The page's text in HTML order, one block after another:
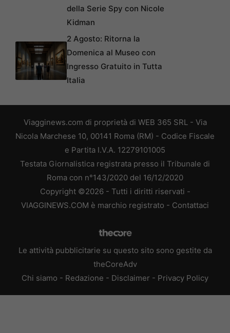
della Serie Spy con Nicole
Kidman
2 Agosto: Ritorna la
Domenica al Museo con
Ingresso Gratuito in Tutta
Italia
Viagginews.com di proprietà di WEB 365 SRL - Via
Nicola Marchese 10, 00141 Roma (RM) - Codice Fiscale
e Partita I.V.A. 12279101005
Testata Giornalistica registrata presso il Tribunale di
Roma con n°143/2020 del 16/12/2020
Copyright ©2026 - Tutti i diritti riservati -
VIAGGINEWS.COM è marchio registrato - Contattaci
Le attività pubblicitarie su questo sito sono gestite da
theCoreAdv
Chi siamo - Redazione - Disclaimer - Privacy Policy